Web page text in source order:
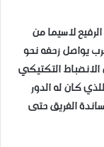
الرفيع لاسيما من
يواصل زحفه نحو
الانضباط التكتيكي
كان له الدور
الفريق حتى